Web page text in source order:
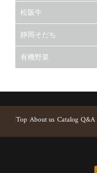
松阪牛
静岡そだち
有機野菜
Top About us Catalog Q&A